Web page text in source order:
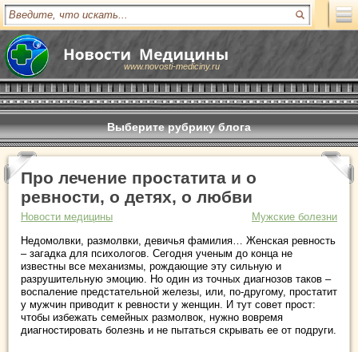
www.novosti-mediciny.ru
Выберите рубрику блога
Про лечение простатита и о
ревности, о детях, о любви
Новости медицины
Мужские болезни
Недомолвки, размолвки, девичья фамилия… Женская ревность
– загадка для психологов. Сегодня ученым до конца не
известны все механизмы, рождающие эту сильную и
разрушительную эмоцию. Но один из точных диагнозов таков –
воспаление предстательной железы, или, по-другому, простатит
у мужчин приводит к ревности у женщин. И тут совет прост:
чтобы избежать семейных размолвок, нужно вовремя
диагностировать болезнь и не пытаться скрывать ее от подруги.